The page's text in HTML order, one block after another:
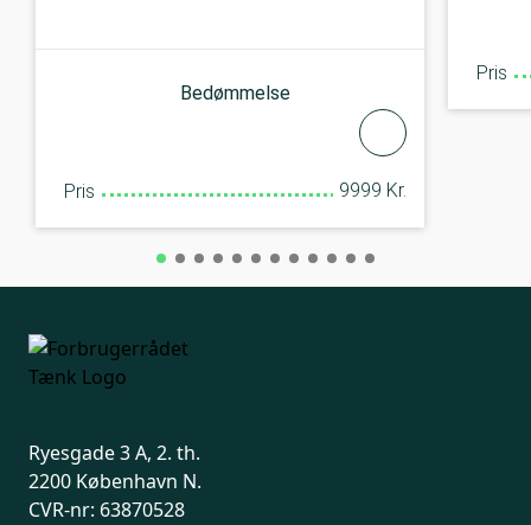
Bedømmelse
Pris 9999 Kr.
Pris
Ryesgade 3 A, 2. th.
2200 København N.
CVR-nr: 63870528